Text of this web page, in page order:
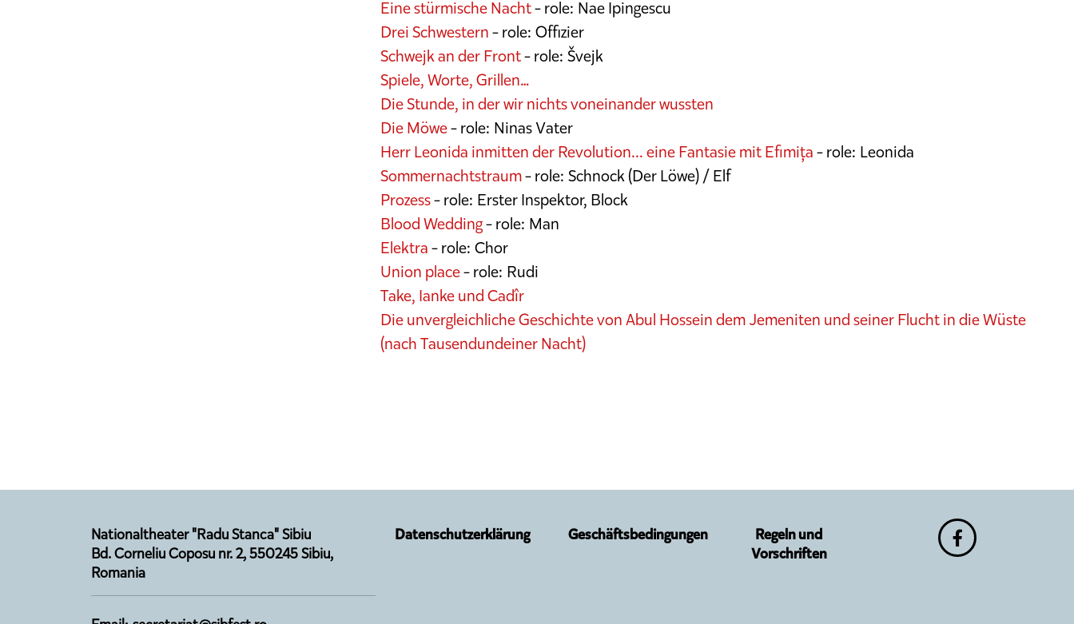
Eine stürmische Nacht- role: Nae Ipingescu
Drei Schwestern- role: Offizier
Schwejk an der Front- role: Švejk
Spiele, Worte, Grillen…
Die Stunde, in der wir nichts voneinander wussten
Die Möwe- role: Ninas Vater
Herr Leonida inmitten der Revolution... eine Fantasie mit Efimița- role: Leonida
Sommernachtstraum- role: Schnock (Der Löwe) / Elf
Prozess- role: Erster Inspektor, Block
Blood Wedding- role: Man
Elektra- role: Chor
Union place- role: Rudi
Take, Ianke und Cadîr
Die unvergleichliche Geschichte von Abul Hossein dem Jemeniten und seiner Flucht in die Wüste
(nach Tausendundeiner Nacht)
Nationaltheater "Radu Stanca" Sibiu
Bd. Corneliu Coposu nr. 2, 550245 Sibiu,
Romania
Datenschutzerklärung Geschäftsbedingungen
Regeln und
Vorschriften